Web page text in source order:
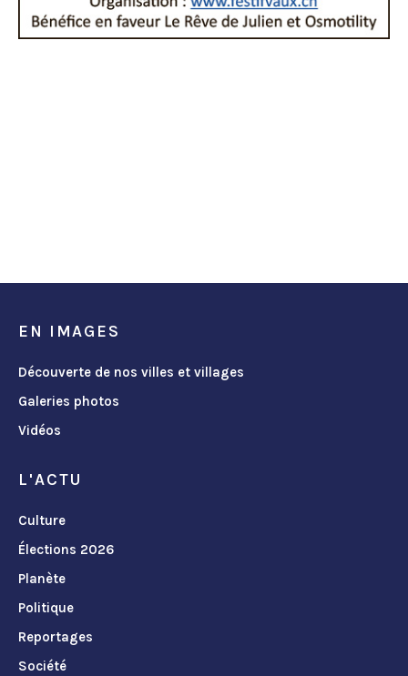
EN IMAGES
Découverte de nos villes et villages
Galeries photos
Vidéos
L'ACTU
Culture
Élections 2026
Planète
Politique
Reportages
Société